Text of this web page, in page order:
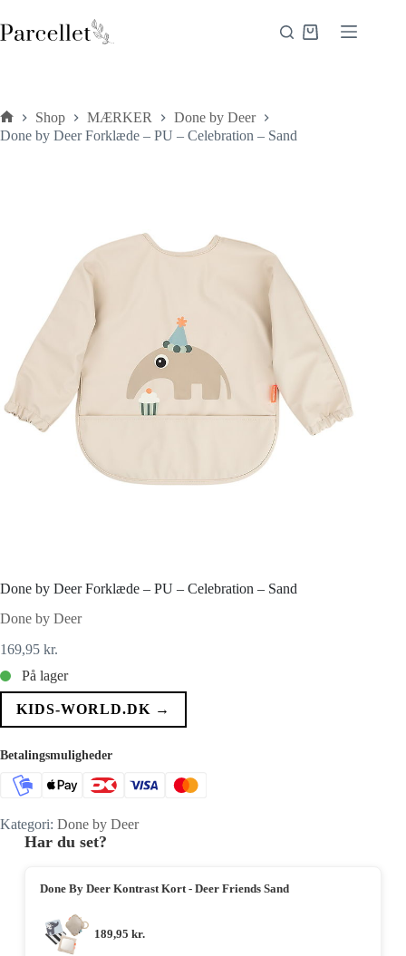
til
indhold
Indkøbskurv
Forside
Shop MÆRKER
Done by Deer
Done by Deer Forklæde – PU – Celebration – Sand
Done by Deer Forklæde – PU – Celebration – Sand
Done by Deer
169,95 kr.
På lager
KIDS-WORLD.DK →
Betalingsmuligheder
Kategori: Done by Deer
Har du set?
Done By Deer Kontrast Kort - Deer Friends Sand
189,95 kr.